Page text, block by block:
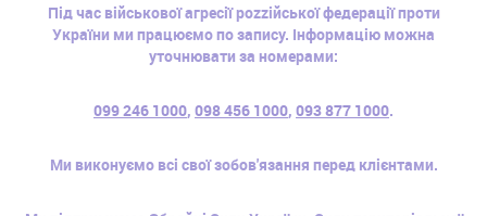
Під час військової агресії роzzійської федерації проти
України ми працюємо по запису. Інформацію можна
уточнювати за номерами:
099 246 1000, 098 456 1000, 093 877 1000.
Ми виконуємо всі свої зобов'язання перед клієнтами.